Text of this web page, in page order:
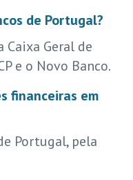
de Portugal?
Geral de
e o Novo Banco.
financeiras em
Portugal, pela